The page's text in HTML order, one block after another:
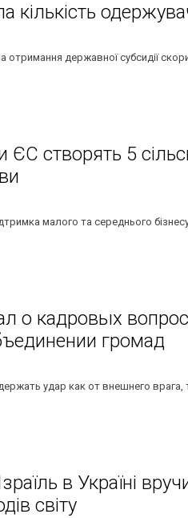
кількість
державної субсидії
ЄС створять 5
малого та середнього
о кадровых
громад
удар как от внешнего врага,
в Україні
світу